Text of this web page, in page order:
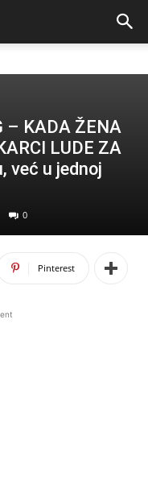
– KADA ŽENA
LUDE ZA
već u jednoj
0
Pinterest